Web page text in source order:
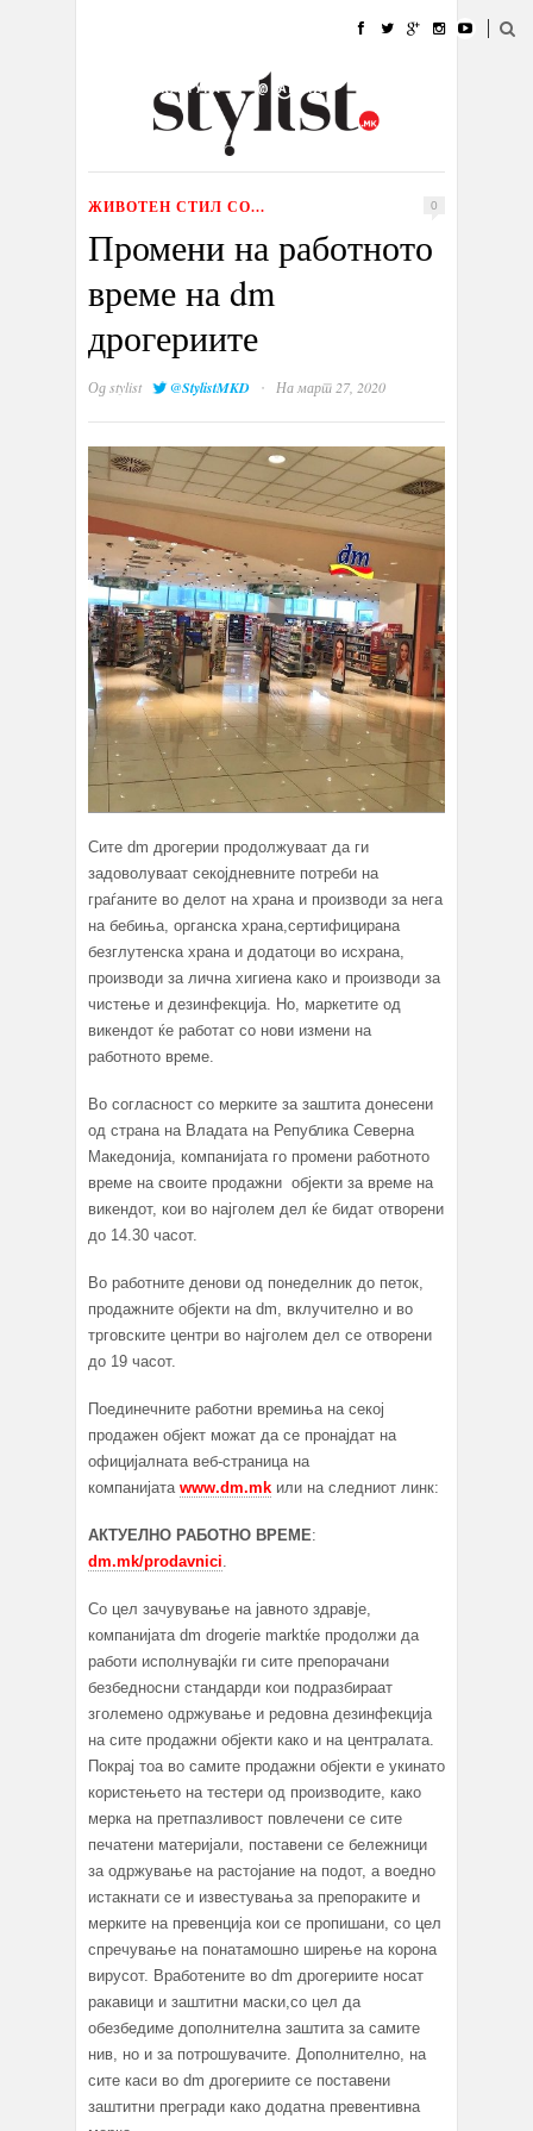
УБАВИНА
КУЛТУРА @РАБОТА
ИЗЛОГ
ЖИВОТЕН СТИЛ СО... 0
Промени на работното
време на dm
дрогериите
Одstylist @StylistMKD · На март 27, 2020
Сите dm дрогерии продолжуваат да ги
задоволуваат секојдневните потреби на
граѓаните во делот на храна и производи за нега
на бебиња, органска храна,сертифицирана
безглутенска храна и додатоци во исхрана,
производи за лична хигиена како и производи за
чистење и дезинфекција. Но, маркетите од
викендот ќе работат со нови измени на
работното време.
Во согласност со мерките за заштита донесени
од страна на Владата на Република Северна
Македонија, компанијата го промени работното
време на своите продажни објекти за време на
викендот, кои во најголем дел ќе бидат отворени
до 14.30 часот.
Во работните денови од понеделник до петок,
продажните објекти на dm, вклучително и во
трговските центри во најголем дел се отворени
до 19 часот.
Поединечните работни времиња на секој
продажен објект можат да се пронајдат на
официјалната веб-страница на
компанијата www.dm.mk или на следниот линк:
АКТУЕЛНО РАБОТНО ВРЕМЕ:
dm.mk/prodavnici.
Со цел зачувување на јавното здравје,
компанијата dm drogerie marktќе продолжи да
работи исполнувајќи ги сите препорачани
безбедносни стандарди кои подразбираат
зголемено одржување и редовна дезинфекција
на сите продажни објекти како и на централата.
Покрај тоа во самите продажни објекти е укинато
користењето на тестери од производите, како
мерка на претпазливост повлечени се сите
печатени материјали, поставени се бележници
за одржување на растојание на подот, а воедно
истакнати се и известувања за препораките и
мерките на превенција кои се пропишани, со цел
спречување на понатамошно ширење на корона
вирусот. Вработените во dm дрогериите носат
ракавици и заштитни маски,со цел да
обезбедиме дополнителна заштита за самите
нив, но и за потрошувачите. Дополнително, на
сите каси во dm дрогериите се поставени
заштитни прегради како додатна превентивна